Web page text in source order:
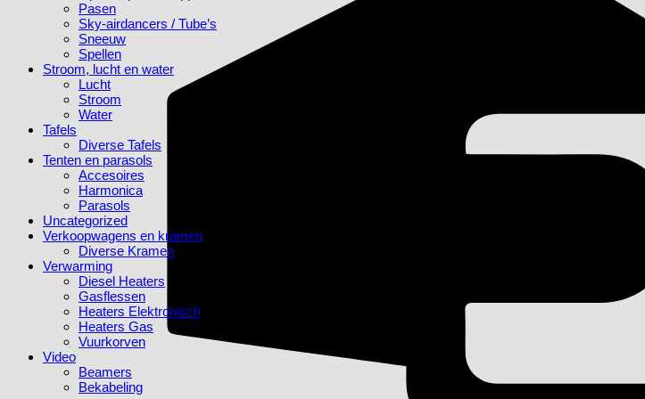
Pasen
Sky-airdancers / Tube’s
Sneeuw
Spellen
Stroom, lucht en water
Lucht
Stroom
Water
Tafels
Diverse Tafels
Tenten en parasols
Accesoires
Harmonica
Parasols
Uncategorized
Verkoopwagens en kramen
Diverse Kramen
Verwarming
Diesel Heaters
Gasflessen
Heaters Elektronisch
Heaters Gas
Vuurkorven
Video
Beamers
Bekabeling